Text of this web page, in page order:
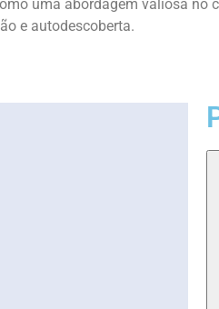
uma abordagem valiosa
e autodescoberta.